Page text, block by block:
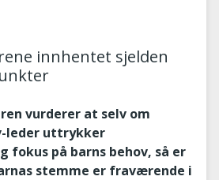
innhentet sjelden
vurderer at selv om
leder uttrykker
fokus på barns behov, så er
stemme er fraværende i